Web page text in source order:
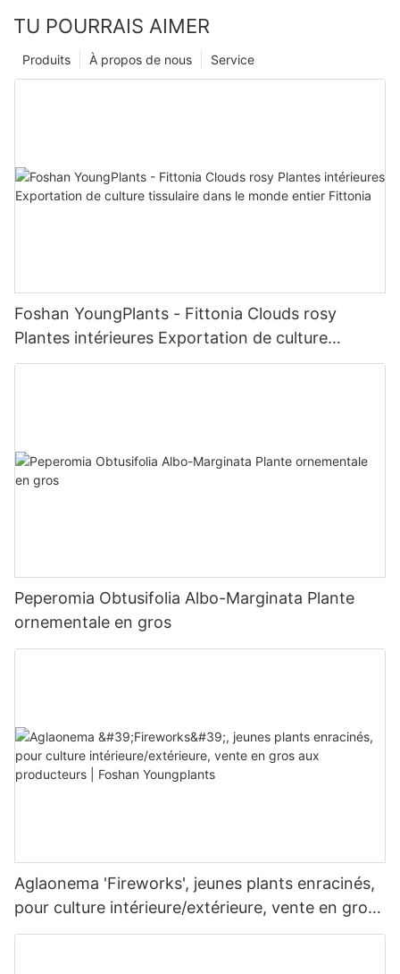
TU POURRAIS AIMER
Service
À propos de nous
Produits
Foshan YoungPlants - Fittonia Clouds rosy
Plantes intérieures Exportation de culture
tissulaire dans le monde entier Fittonia
Peperomia Obtusifolia Albo-Marginata Plante
ornementale en gros
Aglaonema 'Fireworks', jeunes plants enracinés,
pour culture intérieure/extérieure, vente en gros
aux producteurs | Foshan Youngplants